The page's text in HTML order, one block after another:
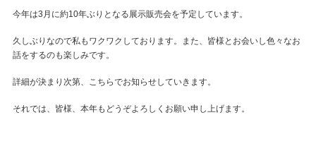
今年は3月に約10年ぶりとなる展示販売会を予定しています。
久しぶりなので私もワクワクしております。また、皆様とお会いし色々なお
話をするのも楽しみです。
詳細が決まり次第、こちらでお知らせしていきます。
それでは、皆様、本年もどうぞよろしくお願い申し上げます。